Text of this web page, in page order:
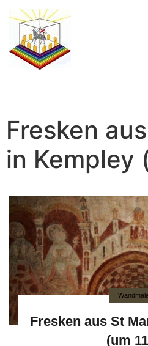
Fresken
in Kempley
Fresken aus St
(um